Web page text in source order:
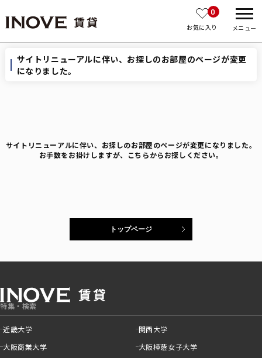
お気に入り
0
メニュー
サイトリニューアルに伴い、お探しのお部屋のページが変更
になりました。
サイトリニューアルに伴い、お探しのお部屋のページが変更になりました。
お手数をお掛けしますが、こちらからお探しください。
トップページ
特集・検索
近畿大学
関西大学
大阪商業大学
大阪樟蔭女子大学